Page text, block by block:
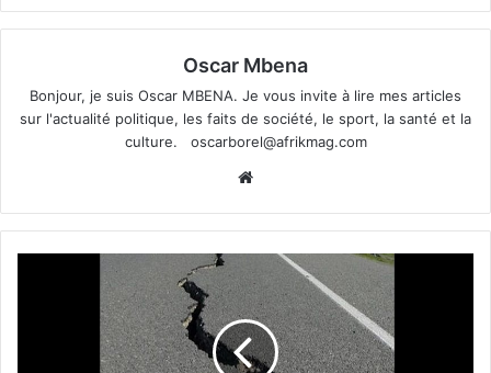
Oscar Mbena
Bonjour, je suis Oscar MBENA. Je vous invite à lire mes articles
sur l'actualité politique, les faits de société, le sport, la santé et la
culture. oscarborel@afrikmag.com